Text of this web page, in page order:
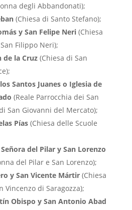
degli Abbandonati);
(Chiesa di Santo Stefano);
y San Felipe Neri(Chiesa
Filippo Neri);
de la Cruz(Chiesa di San
Santos Juanes o Iglesia de
(Reale Parrocchia dei San
San Giovanni del Mercato);
Pías(Chiesa delle Scuole
del Pilar y San Lorenzo
del Pilar e San Lorenzo);
y San Vicente Mártir(Chiesa
Vincenzo di Saragozza);
Obispo y San Antonio Abad